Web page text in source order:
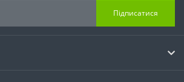
Підписатися